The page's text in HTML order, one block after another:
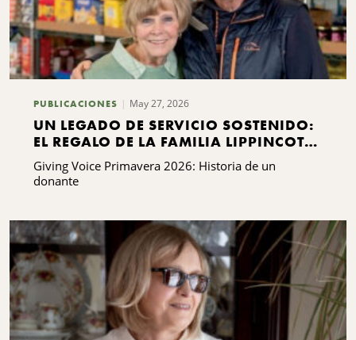
PUBLICACIONES May 27, 2026
UN LEGADO DE SERVICIO SOSTENIDO:
EL REGALO DE LA FAMILIA LIPPINCOTT
A KING FERRY
Giving Voice Primavera 2026: Historia de un
donante